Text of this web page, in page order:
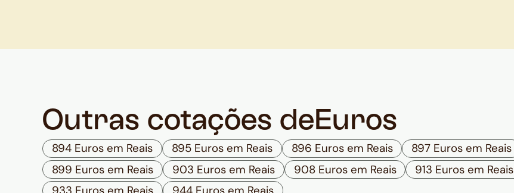
Outras cotações de Euros
894 Euros em Reais 895 Euros em Reais 896 Euros em Reais 897 Euros em Reais
899 Euros em Reais
903 Euros em Reais 908 Euros em Reais 913 Euros em Reais